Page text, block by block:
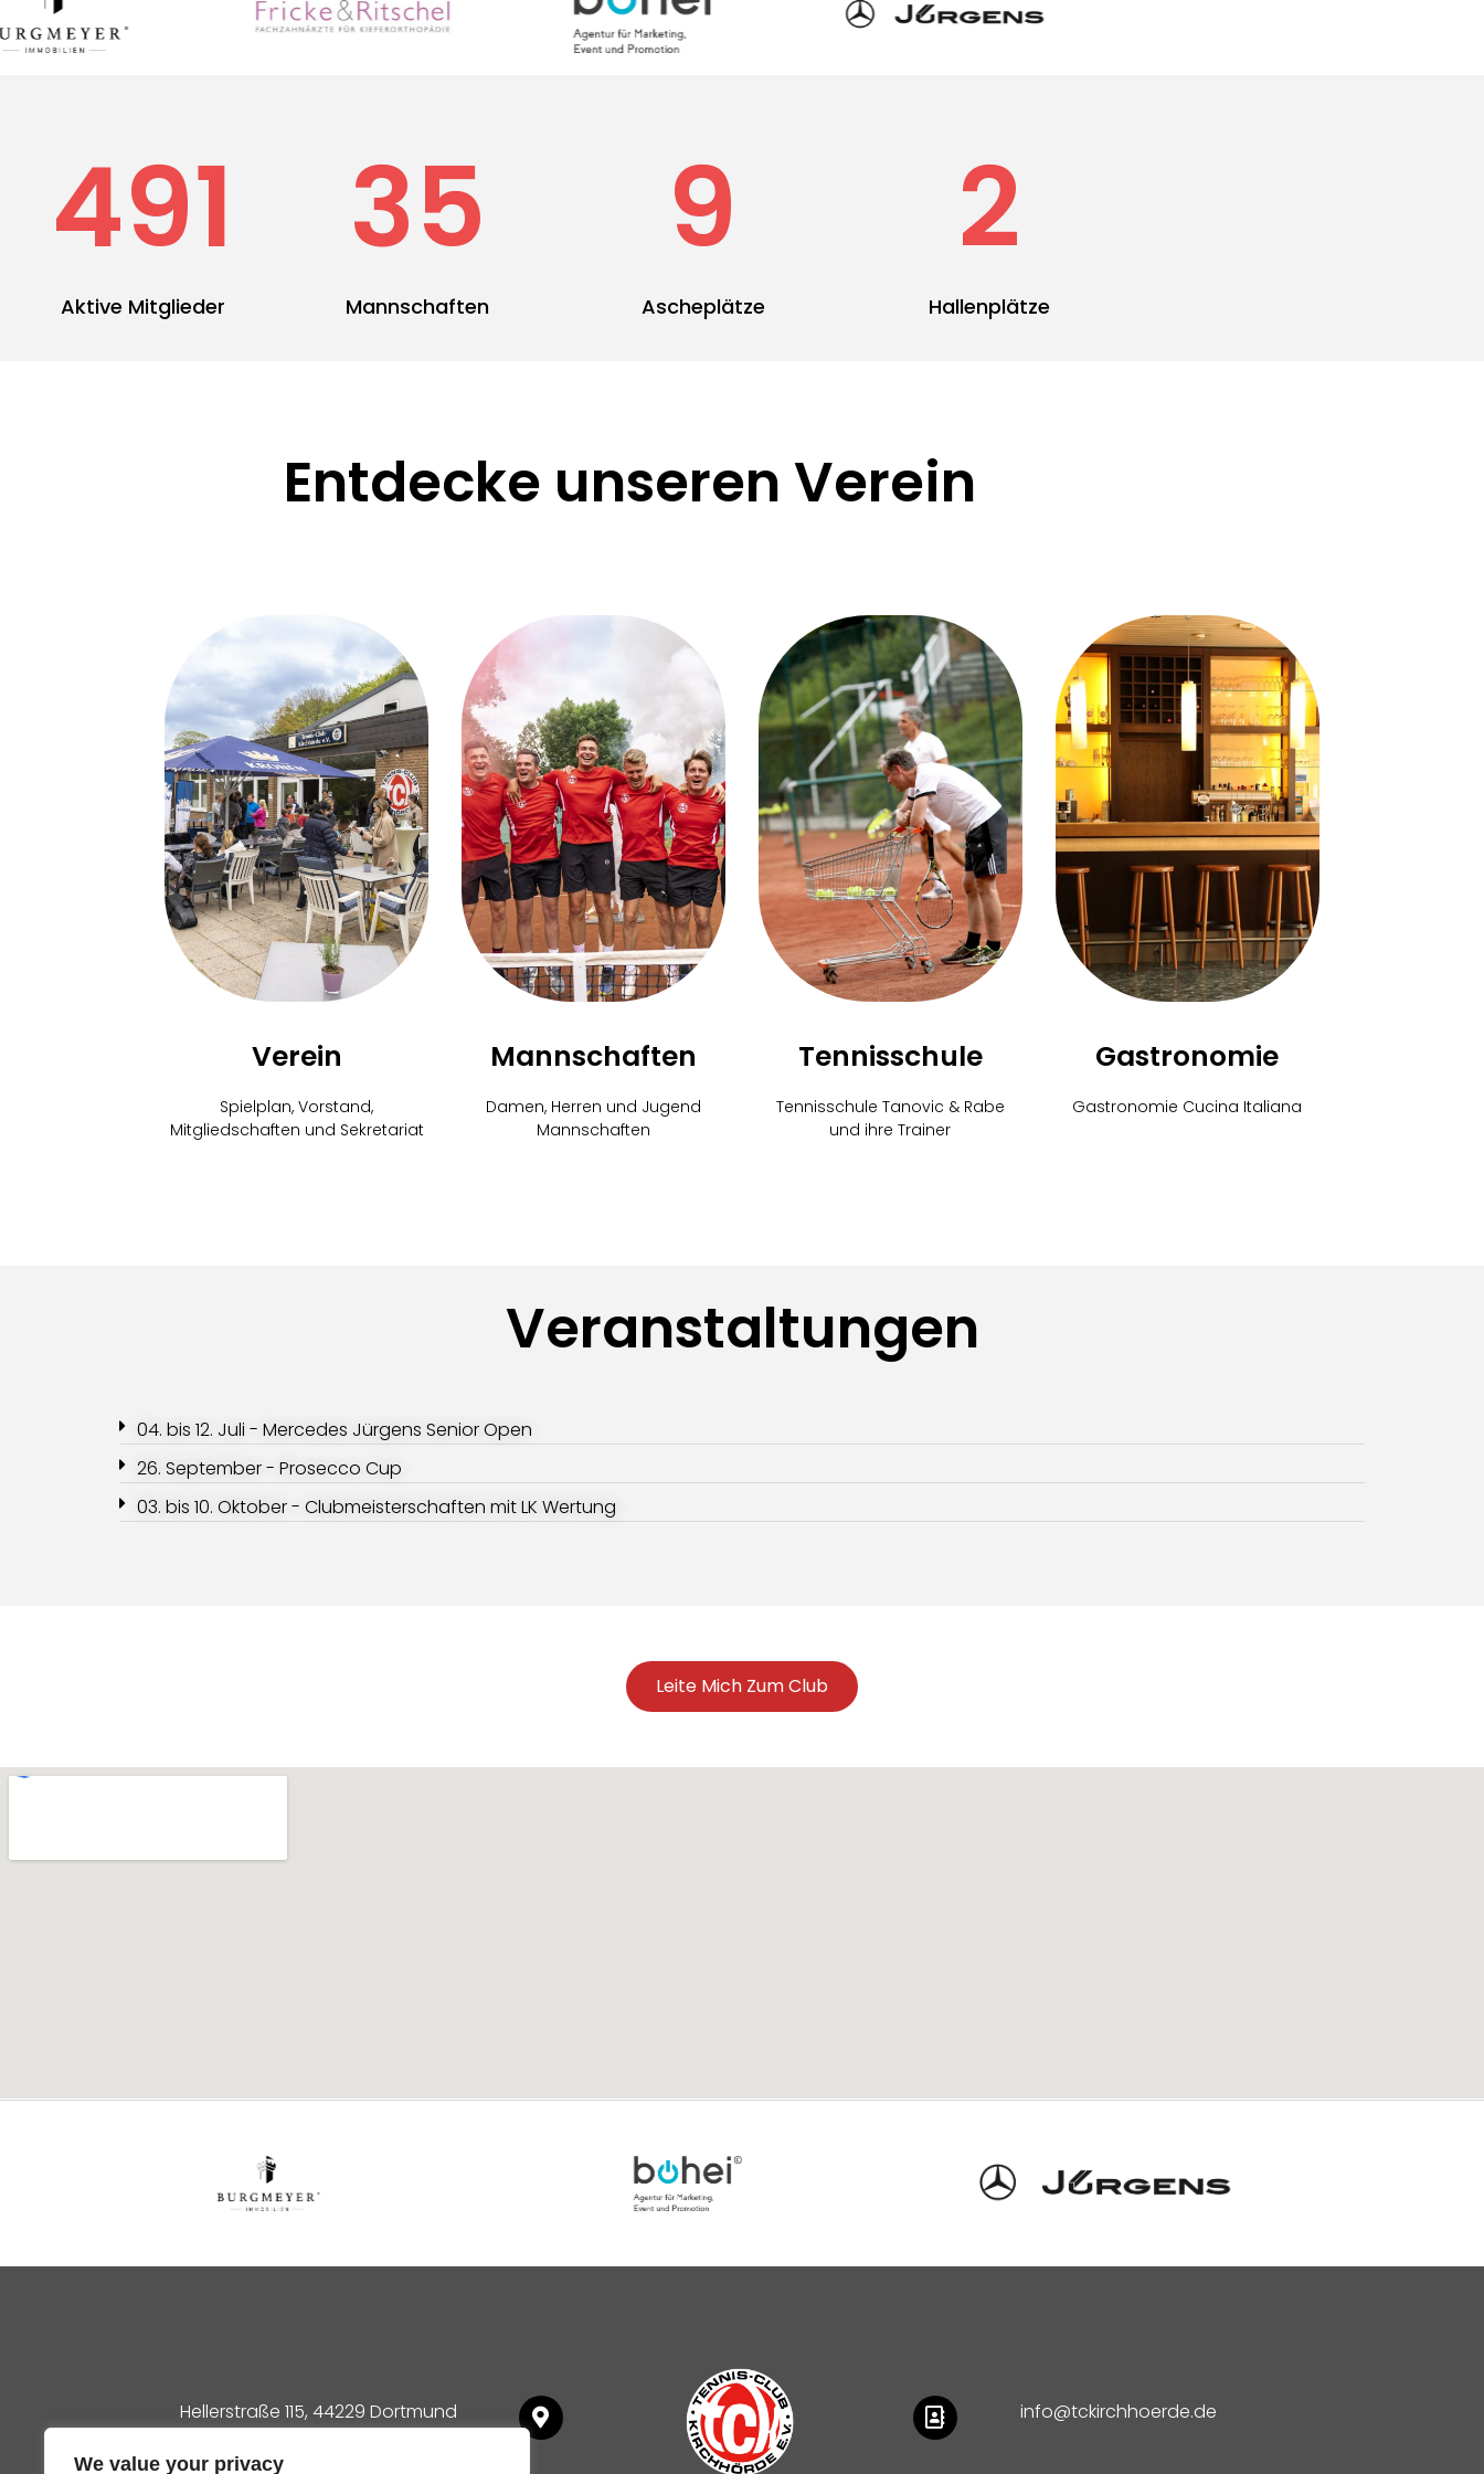
We value your privacy
Aktive Mitglieder
491
Mannschaften
35
Ascheplätze
9
Hallenplätze
2
Entdecke unseren Verein
Verein
Spielplan, Vorstand,
Mitgliedschaften und Sekretariat
Mannschaften
Damen, Herren und Jugend
Mannschaften
Tennisschule
Tennisschule Tanovic & Rabe
und ihre Trainer
Gastronomie
Gastronomie Cucina Italiana
Veranstaltungen
04. bis 12. Juli - Mercedes Jürgens Senior Open
26. September - Prosecco Cup
03. bis 10. Oktober - Clubmeisterschaften mit LK Wertung
Leite Mich Zum Club
Hellerstraße 115, 44229 Dortmund info@tckirchhoerde.de